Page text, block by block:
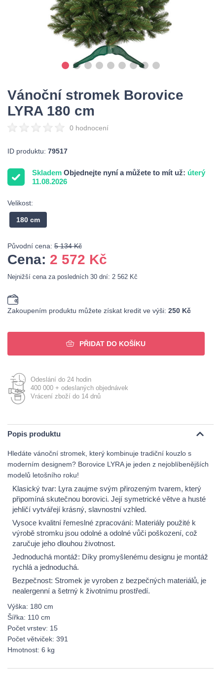
Vánoční stromek Borovice
LYRA 180 cm
0 hodnocení
ID produktu: 79517
Skladem Objednejte nyní a můžete to mít už: úterý
11.08.2026
Velikost:
180 cm
Původní cena: 5 134 Kč
Cena: 2 572 Kč
Nejnižší cena za posledních 30 dní: 2 562 Kč
Zakoupením produktu můžete získat kredit ve výši: 250 Kč
PŘIDAT DO KOŠÍKU
Odeslání do 24 hodin
400 000 + odeslaných objednávek
Vrácení zboží do 14 dnů
Popis produktu
Hledáte vánoční stromek, který kombinuje tradiční kouzlo s
moderním designem? Borovice LYRA je jeden z nejoblíbenějších
modelů letošního roku!
Klasický tvar: Lyra zaujme svým přirozeným tvarem, který
připomíná skutečnou borovici. Její symetrické větve a husté
jehličí vytvářejí krásný, slavnostní vzhled.
Vysoce kvalitní řemeslné zpracování: Materiály použité k
výrobě stromku jsou odolné a odolné vůči poškození, což
zaručuje jeho dlouhou životnost.
Jednoduchá montáž: Díky promyšlenému designu je montáž
rychlá a jednoduchá.
Bezpečnost: Stromek je vyroben z bezpečných materiálů, je
nealergenní a šetrný k životnímu prostředí.
Výška: 180 cm
Šířka: 110 cm
Počet vrstev: 15
Počet větviček: 391
Hmotnost: 6 kg